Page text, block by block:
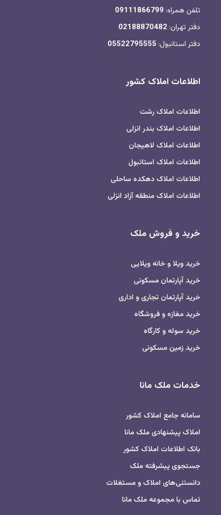
تلفن همراه: 09111866799
دفتر تهران: 02188870482
دفتر استانبول: 05522795555
اطلاعات املاک کشور
اطلاعات املاک رشت
اطلاعات املاک بندر انزلی
اطلاعات املاک لاهیجان
اطلاعات املاک استانبول
اطلاعات املاک دهکده ساحلی
اطلاعات املاک منطقه آزاد انزلی
خرید و فروش ملک
خرید ویلا و خانه ویلایی
خرید آپارتمان مسکونی
خرید آپارتمان تجاری و اداری
خرید مغازه و فروشگاه
خرید سوله و کارگاه
خرید زمین مسکونی
خدمات ملک مانا
سامانه جامع املاک کشور
املاک پیشنهادی ملک مانا
بانک اطلاعات املاک کشور
جستجوی پیشرفته ملک
دانستنی‌های املاک و مستغلات
تماس با مجموعه ملک مانا